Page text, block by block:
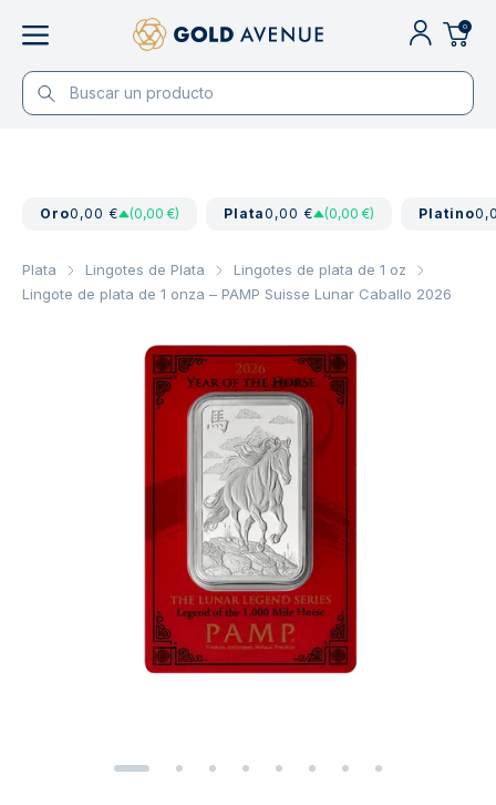
0
Oro0,00 € (0,00 €) Plata0,00 € (0,00 €) Platino
Plata Lingotes de Plata
Lingotes de plata de 1 oz
Lingote de plata de 1 onza – PAMP Suisse Lunar Caballo 2026